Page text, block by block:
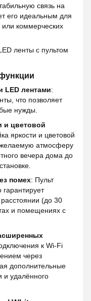
связь на
его идеальным для
коммерческих
LED лентами:
что позволяет
нужды.
и цветовой
яркости и цветовой
желаемую атмосферу
вечера дома до
помех: Пульт
гарантирует
(до 30
и помещениях с
к Wi-Fi
через
дополнительные
и удалённого